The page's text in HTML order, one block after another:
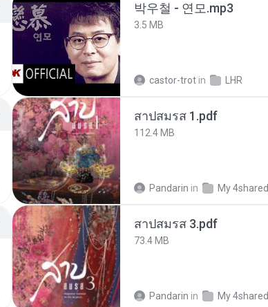
박우철 - 연모.mp3
3.5 MB
castor-trot in LHR
สาปสมรส 1.pdf
112.4 MB
Pandarin in My 4shared
สาปสมรส 3.pdf
73.4 MB
Pandarin in My 4shared